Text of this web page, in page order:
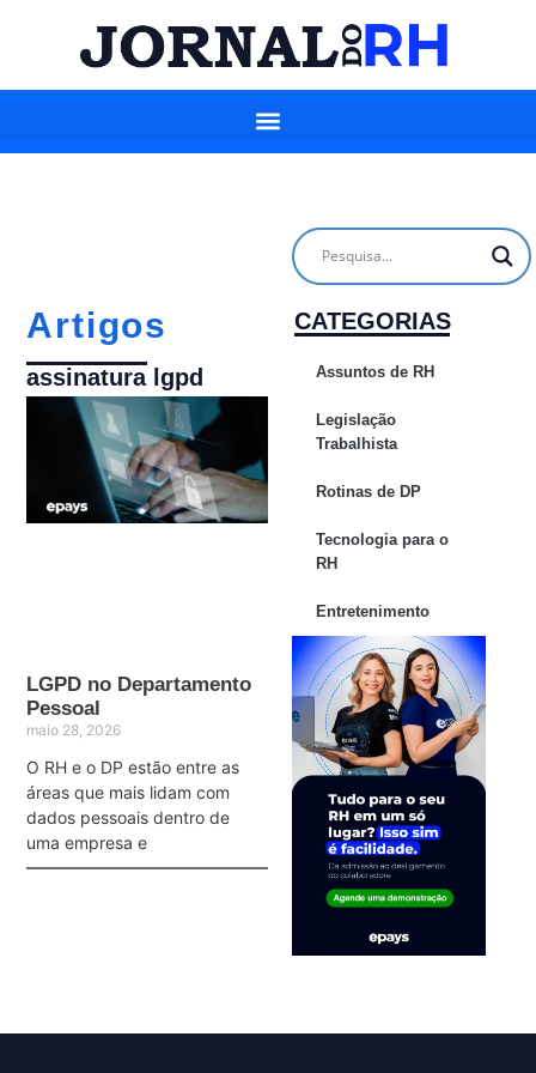
Artigos
assinatura lgpd
LGPD no Departamento
Pessoal
maio 28, 2026
O RH e o DP estão entre as
áreas que mais lidam com
dados pessoais dentro de
uma empresa e
CATEGORIAS
Assuntos de RH
Legislação
Trabalhista
Rotinas de DP
Tecnologia para o
RH
Entretenimento